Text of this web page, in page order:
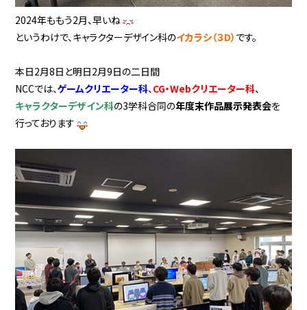
2024年ももう2月、早いね
というわけで、キャラクターデザイン科のイカラシ（３D） です。
本日2月8日と明日2月9日の二日間
NCCでは、ゲームクリエーター科、CG・Webクリエーター科、
キャラクターデザイン科の3学科合同の年度末作品展示発表会を
行っております